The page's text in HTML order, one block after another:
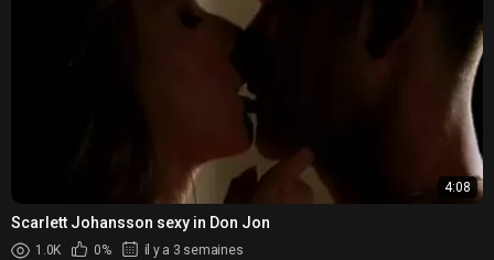
4:08
Scarlett Johansson sexy in Don Jon
1.0K 0% il y a 3 semaines